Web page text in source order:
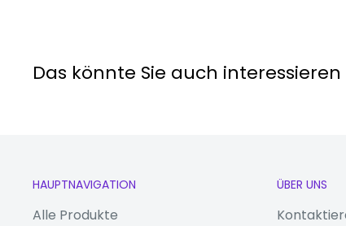
Das könnte Sie auch interessieren
HAUPTNAVIGATION
Alle Produkte
ÜBER UNS